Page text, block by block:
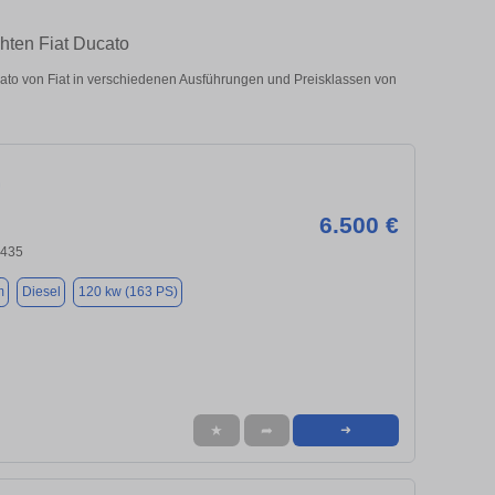
Fiat Ducato
von Fiat in verschiedenen Ausführungen und Preisklassen von
6.500 €
Diesel 120 kw (163 PS)
★ ➦ ➜